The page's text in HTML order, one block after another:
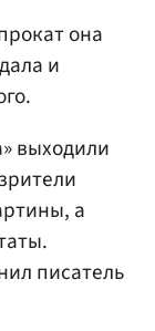
она
и
выходили
а
писатель